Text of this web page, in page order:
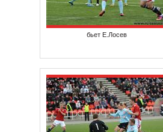
бьет Е.Лосев